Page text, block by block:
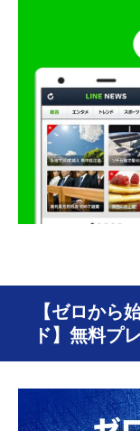
【ゼロから
ド】無料プ